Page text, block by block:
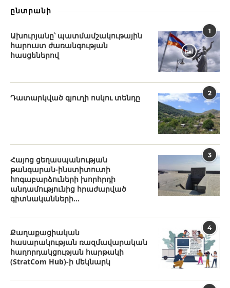
ընտրանի
1
Ախուրյանը՝ պատմամշակութային
հարուստ ժառանգության
հասցեներով
2
Դատարկված գյուղի ոսկու տենդը
3
Հայոց ցեղասպանության
թանգարան-ինստիտուտի
հոգաբարձուների խորհրդի
անդամությունից հրաժարված
գիտնականների...
4
Քաղաքացիական
հասարակության ռազմավարական
հաղորդակցության հարթակի
(StratCom Hub)-ի մեկնարկ